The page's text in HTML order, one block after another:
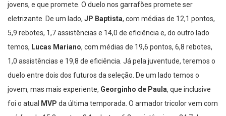
jovens, e que promete. O duelo nos garrafões promete ser
eletrizante. De um lado, JP Baptista, com médias de 12,1 pontos,
5,9 rebotes, 1,7 assistências e 14,0 de eficiência e, do outro lado
temos, Lucas Mariano, com médias de 19,6 pontos, 6,8 rebotes,
1,0 assistências e 19,8 de eficiência. Já pela juventude, teremos o
duelo entre dois dos futuros da seleção. De um lado temos o
jovem, mas mais experiente, Georginho de Paula, que inclusive
foi o atual MVP da última temporada. O armador tricolor vem com